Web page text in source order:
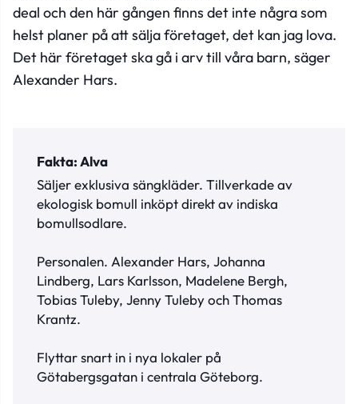
deal och den här gången finns det inte några som
helst planer på att sälja företaget, det kan jag lova.
Det här företaget ska gå i arv till våra barn, säger
Alexander Hars.
Fakta: Alva
Säljer exklusiva sängkläder. Tillverkade av
ekologisk bomull inköpt direkt av indiska
bomullsodlare.
Personalen. Alexander Hars, Johanna
Lindberg, Lars Karlsson, Madelene Bergh,
Tobias Tuleby, Jenny Tuleby och Thomas
Krantz.
Flyttar snart in i nya lokaler på
Götabergsgatan i centrala Göteborg.